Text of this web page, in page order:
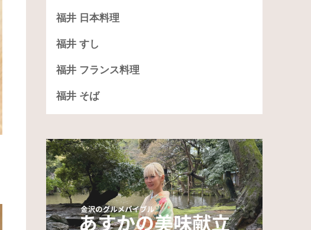
福井 日本料理
福井 すし
福井 フランス料理
福井 そば